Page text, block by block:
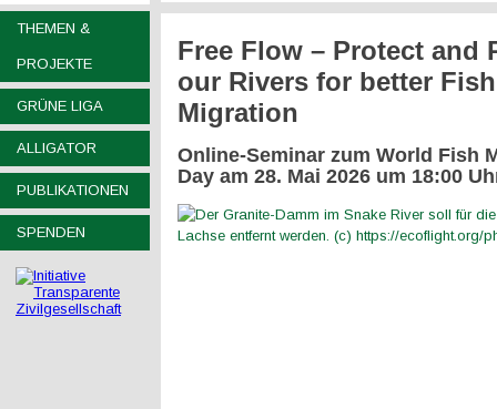
THEMEN &
PROJEKTE
GRÜNE LIGA
ALLIGATOR
PUBLIKATIONEN
SPENDEN
Free Flow – Protect and
our Rivers for better Fish
Migration
Online-Seminar zum World Fish
Day am 28. Mai 2026 um 18:00